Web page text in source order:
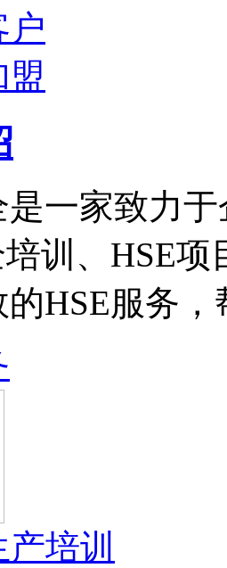
户
盟
是一家致力
培训、HSE
HSE服务
培训